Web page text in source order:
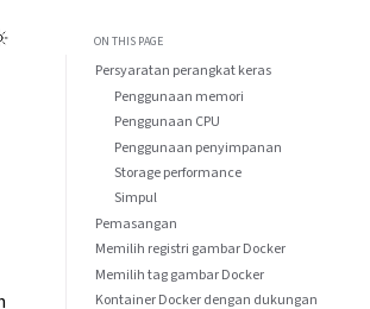
page
this pageON THIS PAGE
Persyaratan perangkat keras
Penggunaan memori
Penggunaan CPU
Penggunaan penyimpanan
Storage performance
Simpul
Pemasangan
Memilih registri gambar Docker
Memilih tag gambar Docker
Kontainer Docker dengan dukungan